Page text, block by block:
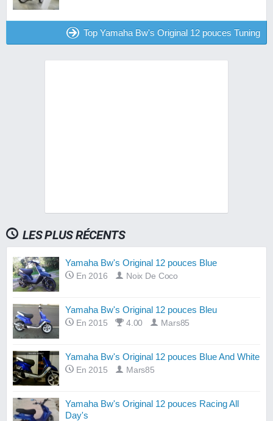
Top Yamaha Bw's Original 12 pouces Tuning
LES PLUS RÉCENTS
Yamaha Bw's Original 12 pouces Blue
En 2016 Noix De Coco
Yamaha Bw's Original 12 pouces Bleu
En 2015 4.00 Mars85
Yamaha Bw's Original 12 pouces Blue And White
En 2015 Mars85
Yamaha Bw's Original 12 pouces Racing All
Day's